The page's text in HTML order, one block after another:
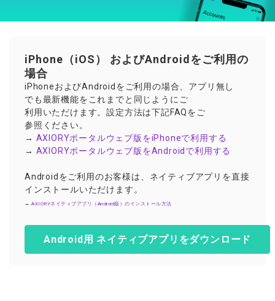
貴金属CFD
ソフトコモディティCFD
NEW
バトルCFD
取引時間
取引計算シミュレーター
注文執行ポリシー
経済指標・予測カレンダー
休眠口座と凍結口座
ゼロ口座
NEW
ウォレット口座
NEW
開設方法
AXIORYアプリ
AXIORYポータル
日本時間表示インジケータ
ストライク インジケータ
MQLシグナル
NEW
通貨インデックス
お知らせ
マーケットニュース
コーポレートニュース
キャンペーン
トレードガイド
NEW
企業情報
会社概要
役員紹介
お問合せ
よくあるご質問
عربى
English
Русский
ไทย
Tiếng Việt
日本語 口座開設する
デモ口座を開設する
iPhone（iOS） およびAndroidをご利用の
場合
iPhoneおよびAndroidを ご利用の場合、 アプリ 無し
でも最新機能を これまでと 同じようにご
利用いただけます。設定方法は下記FAQを ご
参照ください。
→ AXIORYポータルウェブ版をiPhoneで利用する
→ AXIORYポータルウェブ版をAndroidで利用する
Androidをご利用のお客様は、 ネイティブアプリを直接
インストールいただけます。
→ AXIORYネイティブアプリ （Android版）の インストール方法
Android用 ネイティブアプリをダウンロード